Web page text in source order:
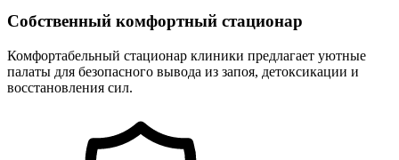
Собственный комфортный стационар
Комфортабельный стационар клиники предлагает уютные
палаты для безопасного вывода из запоя, детоксикации и
восстановления сил.